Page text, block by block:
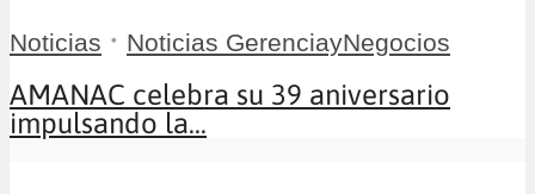
Noticias • Noticias GerenciayNegocios
AMANAC celebra su 39 aniversario
impulsando la...